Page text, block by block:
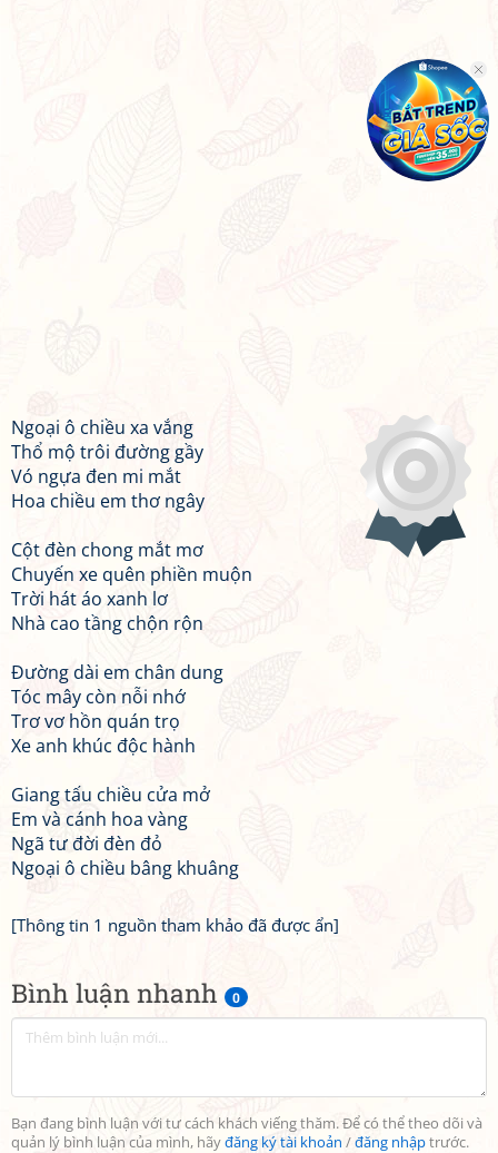
Bình luận nhanh 0
Bạn đang bình luận với tư cách khách viếng thăm. Để có thể theo dõi và
quản lý bình luận của mình, hãyđăng ký tài khoản /đăng nhậptrước.
Ngoại ô chiều xa vắng
Thổ mộ trôi đường gầy
Vó ngựa đen mi mắt
Hoa chiều em thơ ngây
Cột đèn chong mắt mơ
Chuyến xe quên phiền muộn
Trời hát áo xanh lơ
Nhà cao tầng chộn rộn
Đường dài em chân dung
Tóc mây còn nỗi nhớ
Trơ vơ hồn quán trọ
Xe anh khúc độc hành
Giang tấu chiều cửa mở
Em và cánh hoa vàng
Ngã tư đời đèn đỏ
Ngoại ô chiều bâng khuâng
[Thông tin 1 nguồn tham khảo đã được ẩn]